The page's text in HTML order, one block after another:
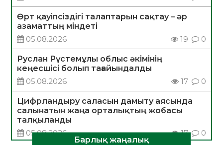
Өрт қауіпсіздігі талаптарын сақтау – әр
азаматтың міндеті
05.08.2026
19 0
Руслан Рүстемұлы облыс әкімінің
кеңесшісі болып тағайындалды
05.08.2026
17 0
Цифрландыру саласын дамыту аясында
салынатын жаңа орталықтың жобасы
талқыланды
05.08.2026
17 0
Барлық жаңалық